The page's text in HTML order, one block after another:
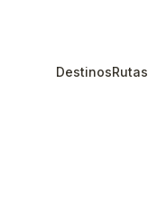
DestinosRutas